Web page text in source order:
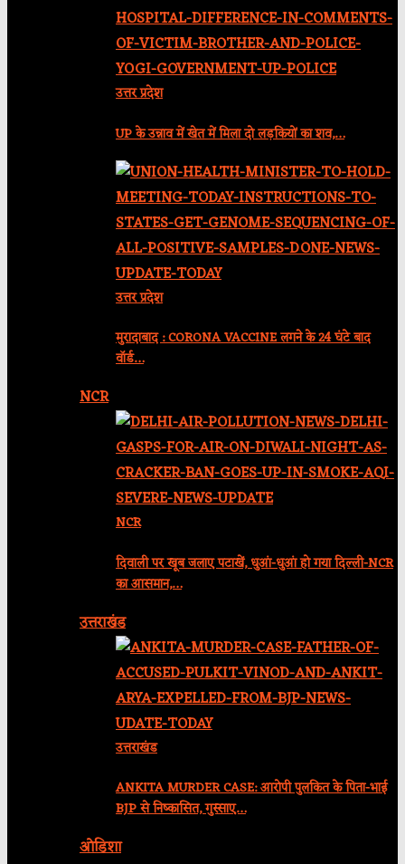
उत्तर प्रदेश
UP के उन्नाव में खेत में मिला दो लड़कियों का शव,…
उत्तर प्रदेश
मुरादाबाद : CORONA VACCINE लगने के 24 घंटे बाद
वॉर्ड…
NCR
NCR
दिवाली पर खूब जलाए पटाखें, धुआं-धुआं हो गया दिल्ली-NCR
का आसमान,…
उत्तराखंड
उत्तराखंड
ANKITA MURDER CASE: आरोपी पुलकित के पिता-भाई
BJP से निष्कासित, गुस्साए…
ओडिशा